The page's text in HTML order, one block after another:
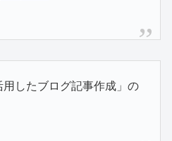
したブログ記事作成」の